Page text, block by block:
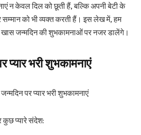
न केवल दिल को छूती हैं, बल्कि अपनी बेटी के
को भी व्यक्त करती हैं। इस लेख में, हम
जन्मदिन की शुभकामनाओं पर नजर डालेंगे।
प्यार भरी शुभकामनाएं
कुछ प्यारे संदेश: